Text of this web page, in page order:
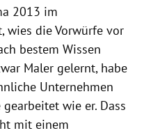
2013 im
wies die Vorwürfe vor
bestem Wissen
Maler gelernt, habe
Unternehmen
wie er. Dass
mit einem